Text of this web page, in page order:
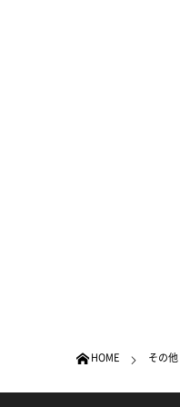
HOME その他